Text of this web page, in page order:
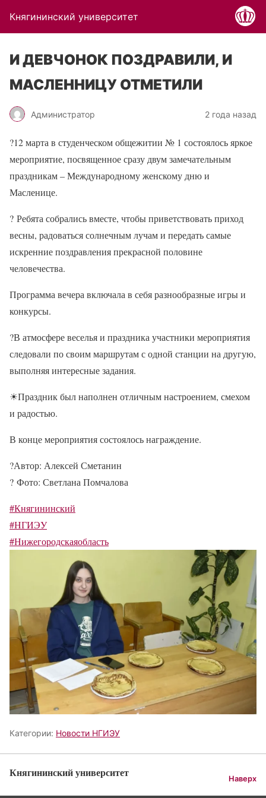
Княгининский университет
И ДЕВЧОНОК ПОЗДРАВИЛИ, И
МАСЛЕННИЦУ ОТМЕТИЛИ
Администратор 2 года назад
?12 марта в студенческом общежитии № 1 состоялось яркое
мероприятие, посвященное сразу двум замечательным
праздникам – Международному женскому дню и
Масленице.
? Ребята собрались вместе, чтобы приветствовать приход
весны, радоваться солнечным лучам и передать самые
искренние поздравления прекрасной половине
человечества.
Программа вечера включала в себя разнообразные игры и
конкурсы.
?В атмосфере веселья и праздника участники мероприятия
следовали по своим маршрутам с одной станции на другую,
выполняя интересные задания.
☀Праздник был наполнен отличным настроением, смехом
и радостью.
В конце мероприятия состоялось награждение.
?Автор: Алексей Сметанин
? Фото: Светлана Помчалова
#Княгининский
#НГИЭУ
#Нижегородскаяобласть
Категории: Новости НГИЭУ
Княгининский университет Наверх